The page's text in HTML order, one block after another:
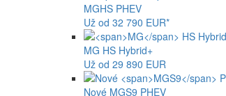
MGHS PHEV
Už od 32 790 EUR*
MG HS Hybrid+
Už od 29 890 EUR
Nové MGS9 PHEV